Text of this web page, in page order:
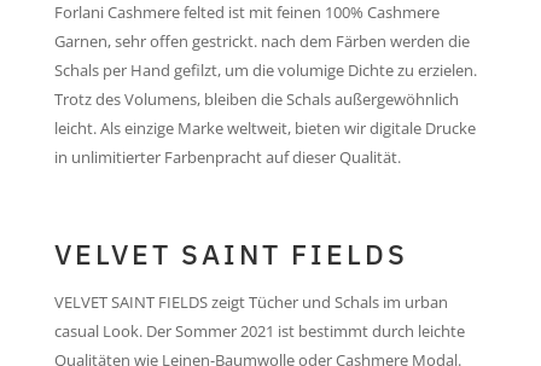
Forlani Cashmere felted ist mit feinen 100% Cashmere
Garnen, sehr offen gestrickt. nach dem Färben werden die
Schals per Hand gefilzt, um die volumige Dichte zu erzielen.
Trotz des Volumens, bleiben die Schals außergewöhnlich
leicht. Als einzige Marke weltweit, bieten wir digitale Drucke
in unlimitierter Farbenpracht auf dieser Qualität.
VELVET SAINT FIELDS
VELVET SAINT FIELDS zeigt Tücher und Schals im urban
casual Look. Der Sommer 2021 ist bestimmt durch leichte
Qualitäten wie Leinen-Baumwolle oder Cashmere Modal.